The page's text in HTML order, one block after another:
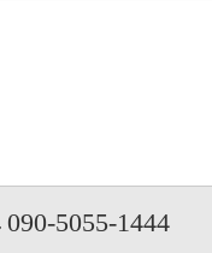
090-5055-1444